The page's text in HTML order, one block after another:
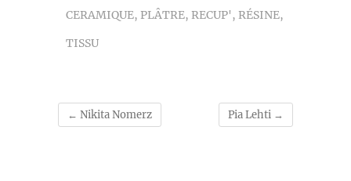
CERAMIQUE, PLÂTRE, RECUP', RÉSINE,
TISSU
← Nikita Nomerz Pia Lehti →